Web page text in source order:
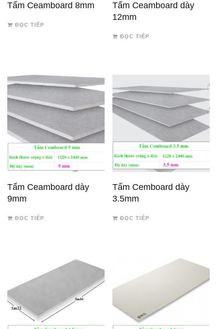
Tấm Ceamboard 8mm
ĐỌC TIẾP
Tấm Ceamboard dày
12mm
ĐỌC TIẾP
Tấm Ceamboard dày
9mm
ĐỌC TIẾP
Tấm Cemboard dày
3.5mm
ĐỌC TIẾP